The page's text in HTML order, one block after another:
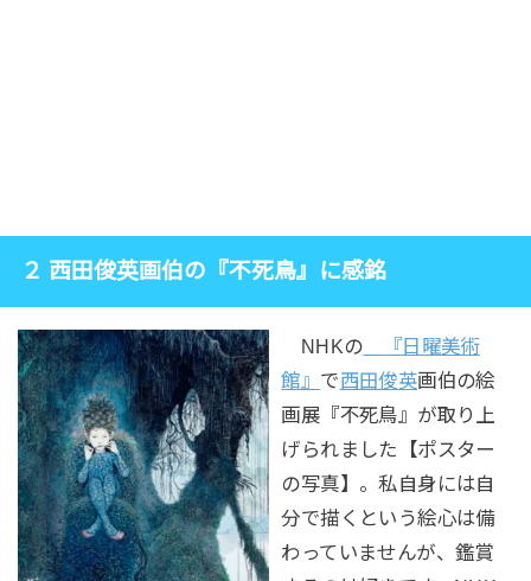
２ 西田俊英画伯の『不死鳥』に感銘
NHKの
『日曜美術
館』 で西田俊英画伯の絵
画展『不死鳥』が取り上
げられました【ポスター
の写真】。私自身には自
分で描くという絵心は備
わっていませんが、鑑賞